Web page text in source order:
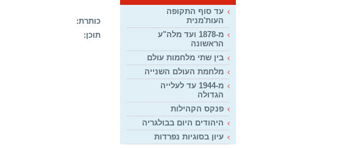
עד סוף התקופה
העות'מנית
מ-1878 ועד מלה"ע
הראשונה
בין שתי מלחמות עולם
מלחמת העולם השנייה
מ-1944 עד לעלייה
הגדולה
פנקס הקהילות
היהודים היום בבולגריה
עיון בסוגיות נפרדות
כותרת:
תוכן: